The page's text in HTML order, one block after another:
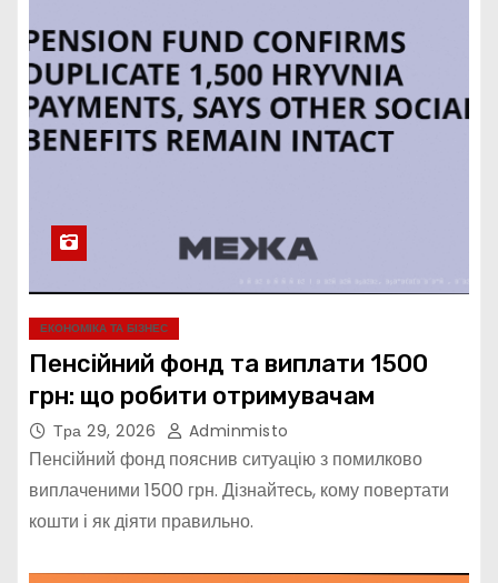
ЕКОНОМІКА ТА БІЗНЕС
Пенсійний фонд та виплати 1500
грн: що робити отримувачам
Тра 29, 2026 Adminmisto
Пенсійний фонд пояснив ситуацію з помилково
виплаченими 1500 грн. Дізнайтесь, кому повертати
кошти і як діяти правильно.